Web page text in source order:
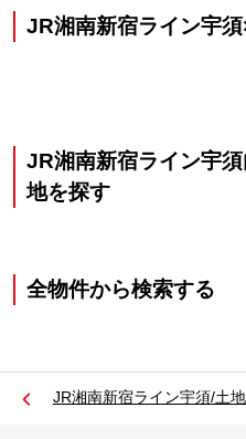
JR湘南新宿ライン宇
JR湘南新宿ライン宇
地を探す
全物件から検索する
JR湘南新宿ライン宇須/土